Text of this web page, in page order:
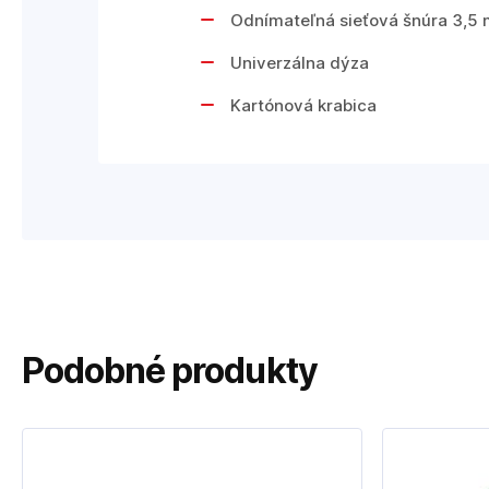
Odnímateľná sieťová šnúra 3,5
Univerzálna dýza
Kartónová krabica
Podobné produkty